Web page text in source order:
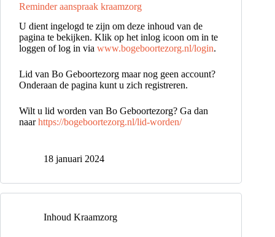
Reminder aanspraak kraamzorg
U dient ingelogd te zijn om deze inhoud van de
pagina te bekijken. Klik op het inlog icoon om in te
loggen of log in via www.bogeboortezorg.nl/login.
Lid van Bo Geboortezorg maar nog geen account?
Onderaan de pagina kunt u zich registreren.
Wilt u lid worden van Bo Geboortezorg? Ga dan
naarhttps://bogeboortezorg.nl/lid-worden/
18 januari 2024
Inhoud Kraamzorg